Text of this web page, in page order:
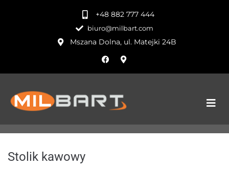
+48 882 777 444
biuro@milbart.com
Mszana Dolna, ul. Matejki 24B
Stolik kawowy